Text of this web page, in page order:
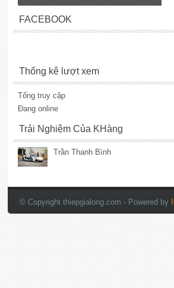
FACEBOOK
Thống kê lượt xem
Tổng truy cập
Đang online
Trải Nghiệm Của KHàng
Trần Thanh Bình
© Copyright thiepgialong.com - Powered by